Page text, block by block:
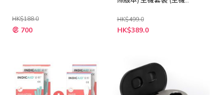
HK$188.0
特
殊 700
試紙+50針)
HK$499.0
特
殊
HK$389.0